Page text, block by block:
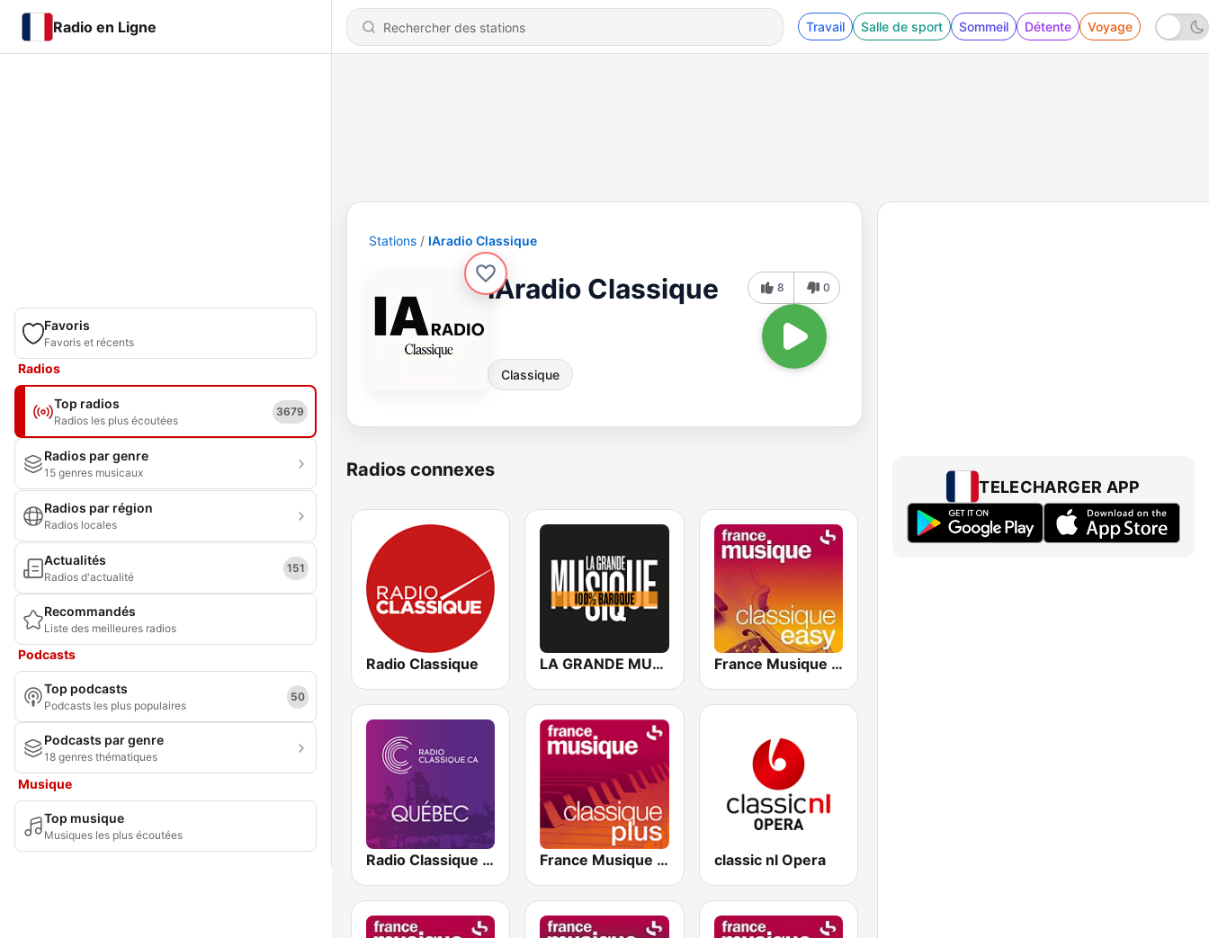
Radio en Ligne Travail Salle de sport Sommeil Détente Voyage
Favoris
Favoris et récents
Radios
Top radios
Radios les plus écoutées
3679
Radios par genre
15 genres musicaux
Radios par région
Radios locales
Actualités
Radios d'actualité
151
Recommandés
Liste des meilleures radios
Podcasts
Top podcasts
Podcasts les plus populaires
50
Podcasts par genre
18 genres thématiques
Musique
Top musique
Musiques les plus écoutées
Stations IAradio Classique
IAradio Classique
Classique
8 0
Radios connexes
Radio Classique LA GRANDE MUSIQUE Baroque France Musique Classique Easy
Radio Classique Quebec 92.7 France Musique Classique Plus classic nl Opera
TELECHARGER APP